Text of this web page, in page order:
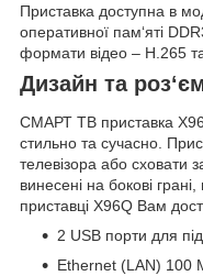
Приставка доступна в
оперативної пам‘яті
формати відео – H.265
Дизайн та
СМАРТ ТВ приставка
стильно та сучасно.
телевізора або сховати
винесені на бокові
приставці X96Q Вам
2 USB порти для
Ethernet (LAN) 100